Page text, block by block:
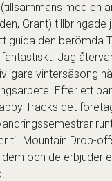
med en
Grant) tillbringade
guida den berömda
Jag
vintersäsong
Efter ett
Tracks det
till Mountain Drop-
och de erbjuder